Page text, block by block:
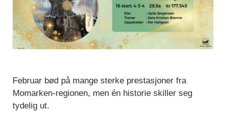
Februar bød på mange sterke prestasjoner fra
Momarken-regionen, men én historie skiller seg
tydelig ut.